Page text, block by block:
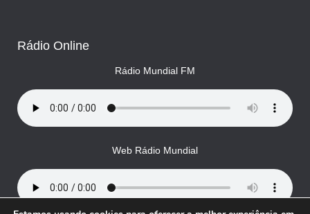
Rádio Online
Rádio Mundial FM
Web Rádio Mundial